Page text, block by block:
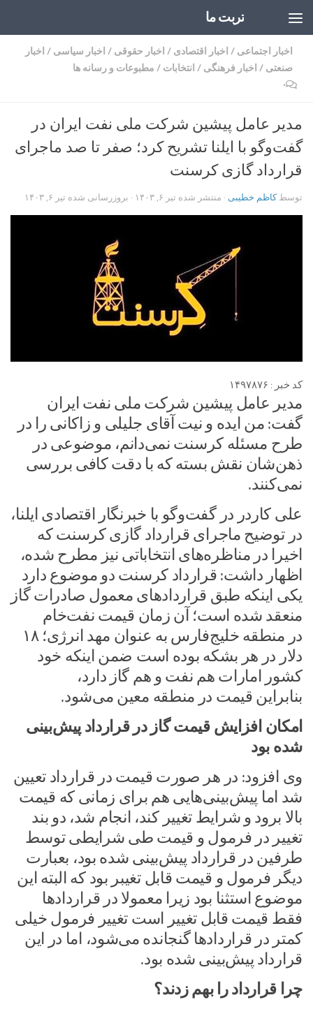
تربت ما
اخبار اجتماعی / اخبار اقتصادی / اخبار حقوقی / اخبار سیاسی / اخبار
صنعتی / اخبار فرهنگی / انتخابات / مطبوعات و رسانه ها
۰
مدیر عامل پیشین شرکت ملی نفت ایران در
گفت‌وگو با ایلنا تشریح کرد؛ صفر تا صد ماجرای
قرارداد گازی کرسنت
توسطکاظم خطیبی · منتشر شده تیر ۶, ۱۴۰۳ · بروزرسانی شده تیر ۶, ۱۴۰۳
کد خبر : ۱۴۹۷۸۷۶
مدیر عامل پیشین شرکت ملی نفت ایران
گفت: من ایده و نیت آقای جلیلی و زاکانی را در
طرح مسئله کرسنت نمی‌دانم، موضوعی در
ذهن‌شان نقش بسته که با دقت کافی بررسی
نمی‌کنند.
علی کاردر در گفت‌وگو با خبرنگار اقتصادی ایلنا،
در توضیح ماجرای قرارداد گازی کرسنت که
اخیرا در مناظره‌های انتخاباتی نیز مطرح شده،
اظهار داشت: قرارداد کرسنت دو موضوع دارد
یکی اینکه طبق قراردادهای معمول صادرات گاز
منعقد شده است؛ آن زمان قیمت نفت‌خام
در منطقه خلیج‌فارس به عنوان مهد انرژی؛ ۱۸
دلار در هر بشکه بوده است ضمن اینکه خود
کشور امارات هم نفت و هم گاز دارد،
بنابراین قیمت در منطقه معین می‌شود.
امکان افزایش قیمت گاز در قرارداد پیش‌بینی
شده بود
وی افزود: در هر صورت قیمت در قرارداد تعیین
شد اما پیش‌بینی‌هایی هم برای زمانی که قیمت
بالا برود و شرایط تغییر کند، انجام شد، دو بند
تغییر در فرمول و قیمت طی شرایطی توسط
طرفین در قرارداد پیش‌بینی شده بود، بعبارت
دیگر فرمول و قیمت قابل تغیبر بود که البته این
موضوع استثنا بود زیرا معمولا در قراردادها
فقط قیمت قابل تغییر است تغییر فرمول خیلی
کمتر در قراردادها گنجانده می‌شود، اما در این
قرارداد پیش‌بینی شده بود.
چرا قرارداد را بهم زدند؟